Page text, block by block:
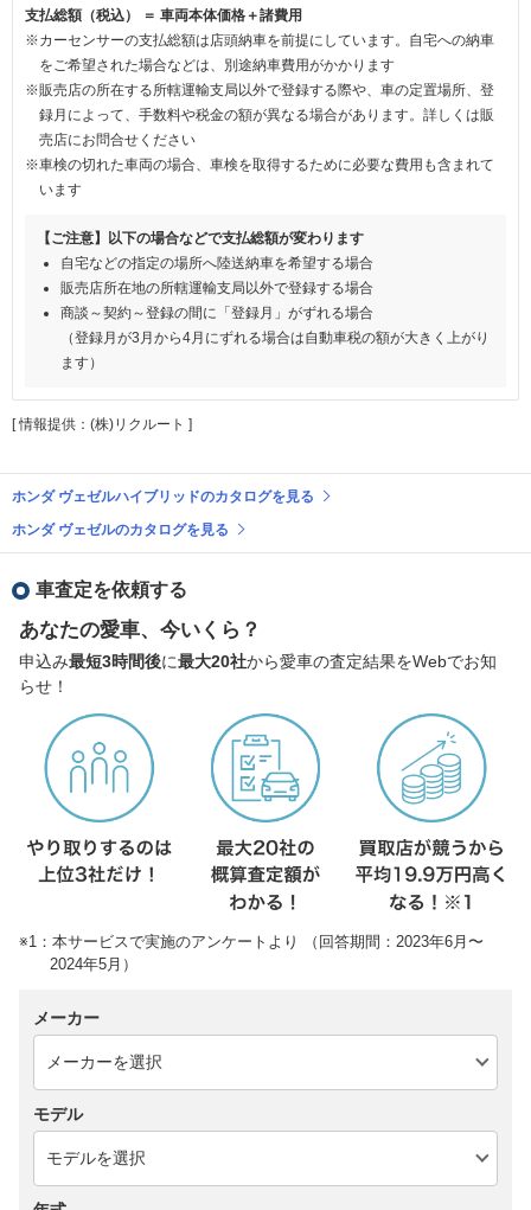
支払総額（税込） ＝ 車両本体価格＋諸費用
※カーセンサーの支払総額は店頭納車を前提にしています。自宅への納車
をご希望された場合などは、別途納車費用がかかります
※販売店の所在する所轄運輸支局以外で登録する際や、車の定置場所、登
録月によって、手数料や税金の額が異なる場合があります。詳しくは販
売店にお問合せください
※車検の切れた車両の場合、車検を取得するために必要な費用も含まれて
います
【ご注意】以下の場合などで支払総額が変わります
自宅などの指定の場所へ陸送納車を希望する場合
販売店所在地の所轄運輸支局以外で登録する場合
商談～契約～登録の間に「登録月」がずれる場合
（登録月が3月から4月にずれる場合は自動車税の額が大きく上がり
ます）
[ 情報提供：(株)リクルート ]
ホンダ ヴェゼルハイブリッドのカタログを見る
ホンダ ヴェゼルのカタログを見る
車査定を依頼する
あなたの愛車、今いくら？
申込み最短3時間後に最大20社から愛車の査定結果をWebでお知
らせ！
※1：本サービスで実施のアンケートより （回答期間：2023年6月〜
2024年5月）
メーカー
モデル